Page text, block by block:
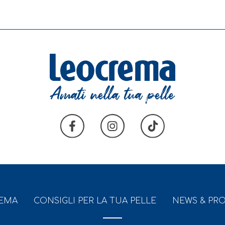
CONSIGLI PER LA TUA PELLE NEWS &